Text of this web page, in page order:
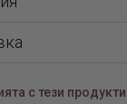
с тези продукти